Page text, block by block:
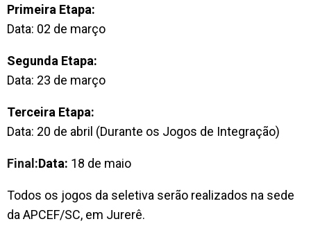
Primeira Etapa:
Data: 02 de março
Segunda Etapa:
Data: 23 de março
Terceira Etapa:
Data: 20 de abril (Durante os Jogos de Integração)
Final:Data: 18 de maio
Todos os jogos da seletiva serão realizados na sede
da APCEF/SC, em Jurerê.